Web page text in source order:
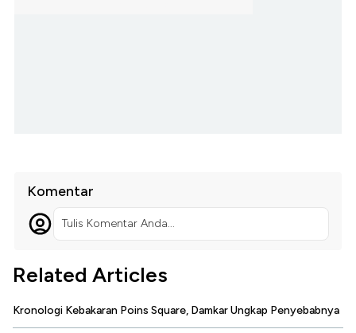
Komentar
Tulis Komentar Anda...
Related Articles
Kronologi Kebakaran Poins Square, Damkar Ungkap Penyebabnya